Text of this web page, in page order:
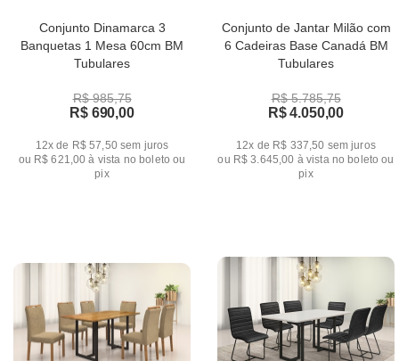
Conjunto Dinamarca 3
Banquetas 1 Mesa 60cm BM
Tubulares
R$ 985,75
R$ 690,00
12x de R$ 57,50 sem juros
ou R$ 621,00 à vista no boleto ou
pix
Conjunto de Jantar Milão com
6 Cadeiras Base Canadá BM
Tubulares
R$ 5.785,75
R$ 4.050,00
12x de R$ 337,50 sem juros
ou R$ 3.645,00 à vista no boleto ou
pix